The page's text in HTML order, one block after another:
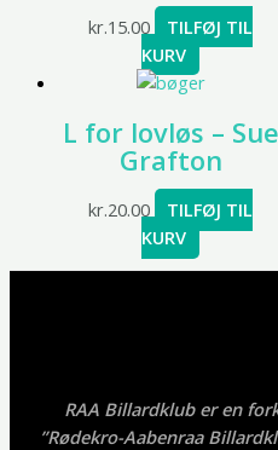
kr.15.00
TILFØJ TIL
KURV
L for lovløs – Sue
Grafton
kr.20.00
TILFØJ TIL
KURV
RAA Billardklub er en
”Rødekro-Aabenraa